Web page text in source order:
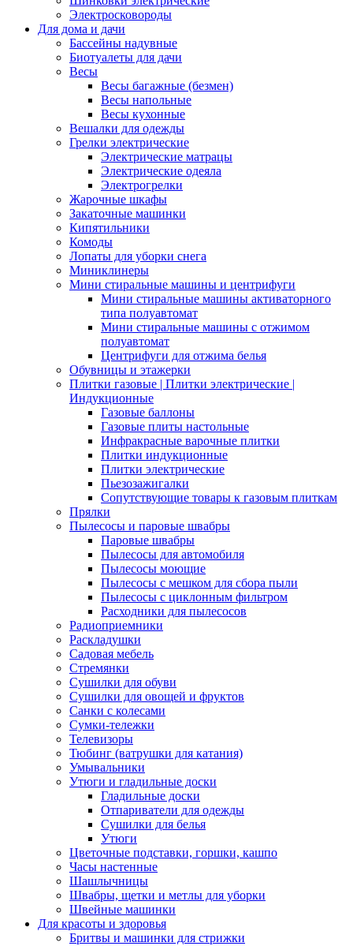
Электросковороды
Для дома и дачи
Бассейны надувные
Биотуалеты для дачи
Весы
Весы багажные (безмен)
Весы напольные
Весы кухонные
Вешалки для одежды
Грелки электрические
Электрические матрацы
Электрические одеяла
Электрогрелки
Жарочные шкафы
Закаточные машинки
Кипятильники
Комоды
Лопаты для уборки снега
Миниклинеры
Мини стиральные машины и центрифуги
Мини стиральные машины активаторного
типа полуавтомат
Мини стиральные машины с отжимом
полуавтомат
Центрифуги для отжима белья
Обувницы и этажерки
Плитки газовые | Плитки электрические |
Индукционные
Газовые баллоны
Газовые плиты настольные
Инфракрасные варочные плитки
Плитки индукционные
Плитки электрические
Пьезозажигалки
Сопутствующие товары к газовым плиткам
Прялки
Пылесосы и паровые швабры
Паровые швабры
Пылесосы для автомобиля
Пылесосы моющие
Пылесосы с мешком для сбора пыли
Пылесосы с циклонным фильтром
Расходники для пылесосов
Радиоприемники
Раскладушки
Садовая мебель
Стремянки
Сушилки для обуви
Сушилки для овощей и фруктов
Санки с колесами
Сумки-тележки
Телевизоры
Тюбинг (ватрушки для катания)
Умывальники
Утюги и гладильные доски
Гладильные доски
Отпариватели для одежды
Сушилки для белья
Утюги
Цветочные подставки, горшки, кашпо
Часы настенные
Шашлычницы
Швабры, щетки и метлы для уборки
Швейные машинки
Для красоты и здоровья
Бритвы и машинки для стрижки